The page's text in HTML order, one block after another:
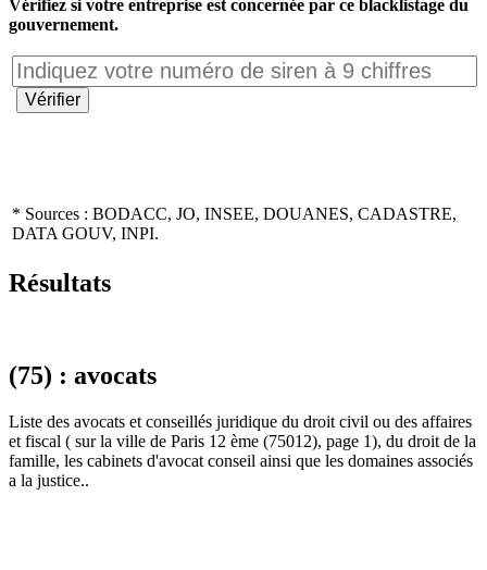
Vérifiez si votre entreprise est concernée par ce blacklistage du
gouvernement.
* Sources : BODACC, JO, INSEE, DOUANES, CADASTRE,
DATA GOUV, INPI.
Résultats
(75) : avocats
Liste des avocats et conseillés juridique du droit civil ou des affaires
et fiscal ( sur la ville de Paris 12 ème (75012), page 1), du droit de la
famille, les cabinets d'avocat conseil ainsi que les domaines associés
a la justice..